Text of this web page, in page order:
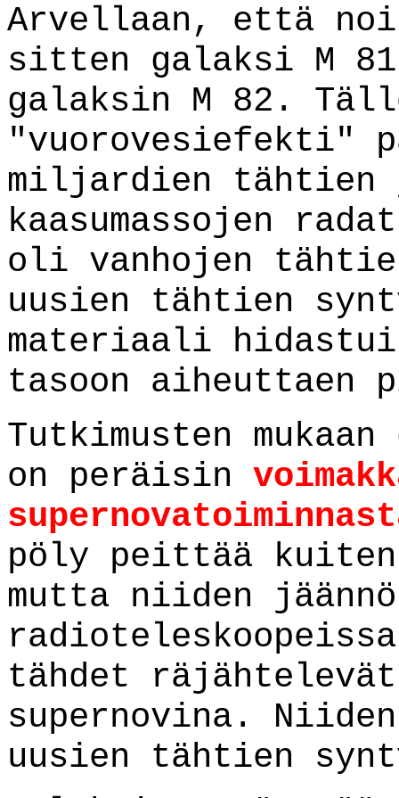
Arvellaan, että
sitten galaksi M
galaksin M 82.
"vuorovesiefekti"
miljardien tähtien
kaasumassojen
oli vanhojen
uusien tähtien
materiaali
tasoon aiheuttaen
Tutkimusten
on peräisin
pöly peittää
mutta niiden
tähdet
supernovina.
uusien tähtien